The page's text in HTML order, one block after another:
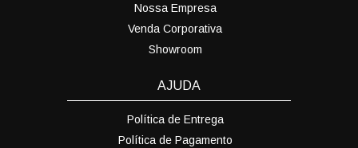
Nossa Empresa
Venda Corporativa
Showroom
AJUDA
Política de Entrega
Política de Pagamento